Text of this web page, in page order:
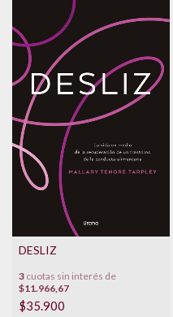
DESLIZ
3 cuotas sin interés de
$11.966,67
$35.900